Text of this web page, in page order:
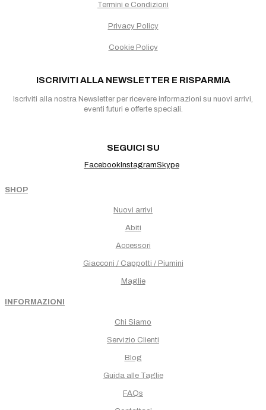
Termini e Condizioni
Privacy Policy
Cookie Policy
ISCRIVITI ALLA NEWSLETTER E RISPARMIA
Iscriviti alla nostra Newsletter per ricevere informazioni su nuovi arrivi,
eventi futuri e offerte speciali.
SEGUICI SU
FacebookInstagramSkype
SHOP
Nuovi arrivi
Abiti
Accessori
Giacconi / Cappotti / Piumini
Maglie
INFORMAZIONI
Chi Siamo
Servizio Clienti
Blog
Guida alle Taglie
FAQs